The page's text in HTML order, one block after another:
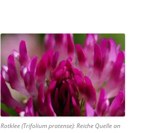
Rotklee (Trifolium pratense): Reiche Quelle an